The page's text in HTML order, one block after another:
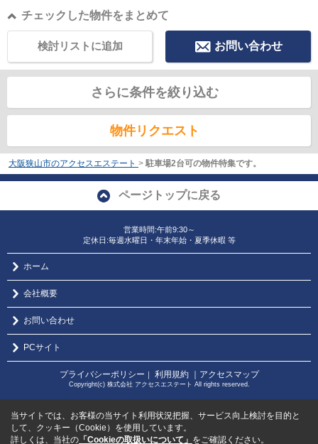
チェックした物件をまとめて
お問い合わせ
検討リストに追加
さらに条件を絞り込む
物件リクエスト
大阪狭山市のアクセスエステート > 駐車場2台可の物件特集です。
ページトップに戻る
営業時間:午前9:30～
定休日:毎週水曜日・年末年始・夏季休暇 等
ホーム
会社概要
お問い合わせ
PCサイト
プライバシーポリシー ｜ 利用規約 ｜アクセスマップ
Copyright(c) 株式会社 アクセスエステート All rights reserved.
当サイトでは、お客様の当サイト利用状況把握、サービス向上検討を目的と
して、クッキー（Cookie）を使用しています。
詳しくは、当社の 「Cookieの取扱いについて」 をご確認ください。